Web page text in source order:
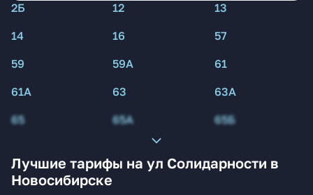
2Б 12
13
14
16
57
59
59А
61
61А
63
63А
65
65А 65Б
Лучшие тарифы на ул Солидарности в
Новосибирске